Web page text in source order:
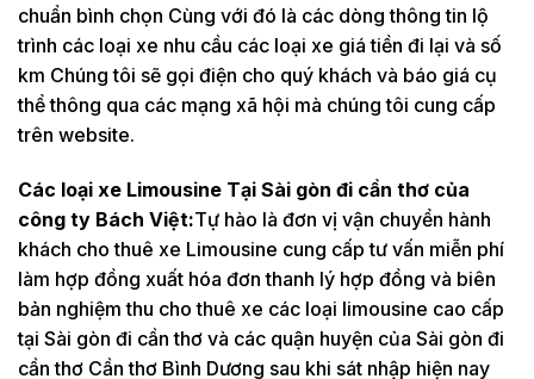
chuẩn bình chọn Cùng với đó là các dòng thông tin lộ
trình các loại xe nhu cầu các loại xe giá tiền đi lại và số
km Chúng tôi sẽ gọi điện cho quý khách và báo giá cụ
thể thông qua các mạng xã hội mà chúng tôi cung cấp
trên website.
Các loại xe Limousine Tại Sài gòn đi cần thơ của
công ty Bách Việt:Tự hào là đơn vị vận chuyển hành
khách cho thuê xe Limousine cung cấp tư vấn miễn phí
làm hợp đồng xuất hóa đơn thanh lý hợp đồng và biên
bản nghiệm thu cho thuê xe các loại limousine cao cấp
tại Sài gòn đi cần thơ và các quận huyện của Sài gòn đi
cần thơ Cần thơ Bình Dương sau khi sát nhập hiện nay